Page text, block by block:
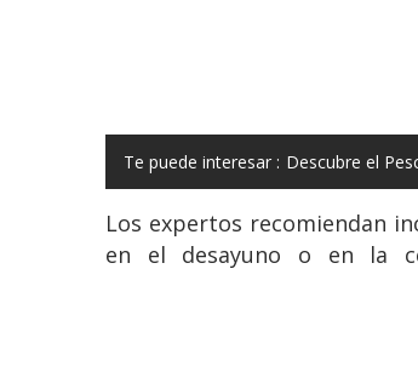
Te puede interesar : Descubre el
Los expertos recomiendan
en el desayuno o en la